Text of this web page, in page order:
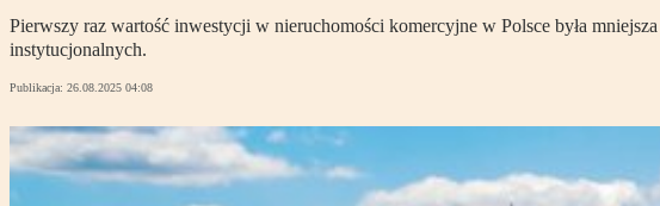
Pierwszy raz wartość inwestycji w nieruchomości komercyjne w Polsce była
instytucjonalnych.
Publikacja: 26.08.2025 04:08